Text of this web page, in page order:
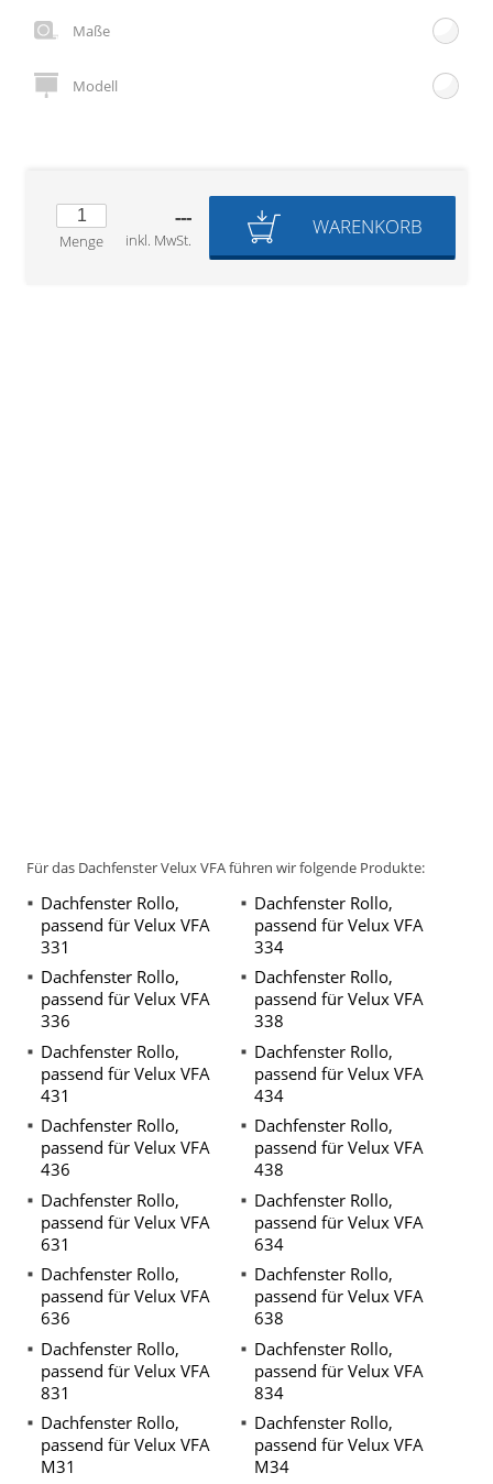
Maße
Modell
Menge
---
inkl. MwSt.
WARENKORB
Für das Dachfenster Velux VFA führen wir folgende Produkte:
Dachfenster Rollo,
passend für Velux VFA
331
Dachfenster Rollo,
passend für Velux VFA
334
Dachfenster Rollo,
passend für Velux VFA
336
Dachfenster Rollo,
passend für Velux VFA
338
Dachfenster Rollo,
passend für Velux VFA
431
Dachfenster Rollo,
passend für Velux VFA
434
Dachfenster Rollo,
passend für Velux VFA
436
Dachfenster Rollo,
passend für Velux VFA
438
Dachfenster Rollo,
passend für Velux VFA
631
Dachfenster Rollo,
passend für Velux VFA
634
Dachfenster Rollo,
passend für Velux VFA
636
Dachfenster Rollo,
passend für Velux VFA
638
Dachfenster Rollo,
passend für Velux VFA
831
Dachfenster Rollo,
passend für Velux VFA
834
Dachfenster Rollo,
passend für Velux VFA
M31
Dachfenster Rollo,
passend für Velux VFA
M34